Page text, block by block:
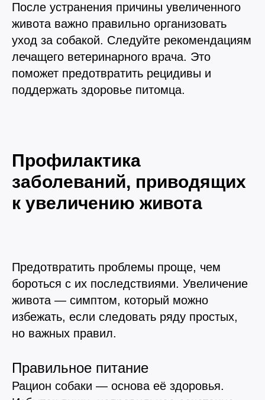
После устранения причины увеличенного
живота важно правильно организовать
уход за собакой. Следуйте рекомендациям
лечащего ветеринарного врача. Это
поможет предотвратить рецидивы и
поддержать здоровье питомца.
Профилактика
заболеваний, приводящих
к увеличению живота
Предотвратить проблемы проще, чем
бороться с их последствиями. Увеличение
живота — симптом, который можно
избежать, если следовать ряду простых,
но важных правил.
Правильное питание
Рацион собаки — основа её здоровья.